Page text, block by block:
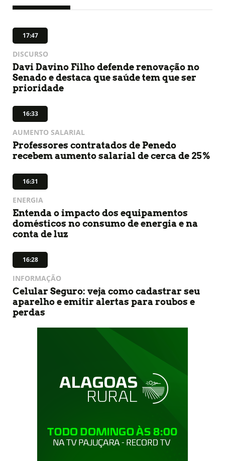
17:47
DISCURSO
Davi Davino Filho defende renovação no
Senado e destaca que saúde tem que ser
prioridade
16:33
AUMENTO SALARIAL
Professores contratados de Penedo
recebem aumento salarial de cerca de 25%
16:31
ENERGIA
Entenda o impacto dos equipamentos
domésticos no consumo de energia e na
conta de luz
16:28
INFORMAÇÃO
Celular Seguro: veja como cadastrar seu
aparelho e emitir alertas para roubos e
perdas